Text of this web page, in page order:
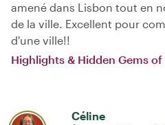
amené dans Lisbon tout en
de la ville. Excellent pour
d'une ville!!
Highlights & Hidden Gems of
Céline